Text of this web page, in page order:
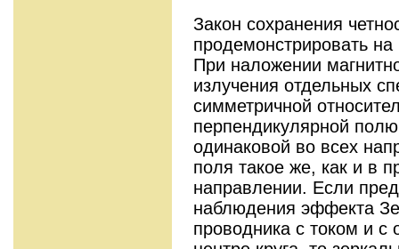
Закон сохранения
продемонстрировать
При наложении
излучения отдельных
симметричной
перпендикулярной
одинаковой во всех
поля такое же, как и в
направлении. Если
наблюдения эффекта
проводника с током и